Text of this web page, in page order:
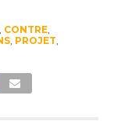
CONTRE,
, PROJET